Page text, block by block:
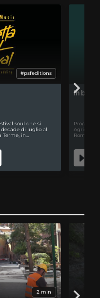
#psfeditions
soul che si
di luglio al
Terme, in…
In
Progetto
2 min